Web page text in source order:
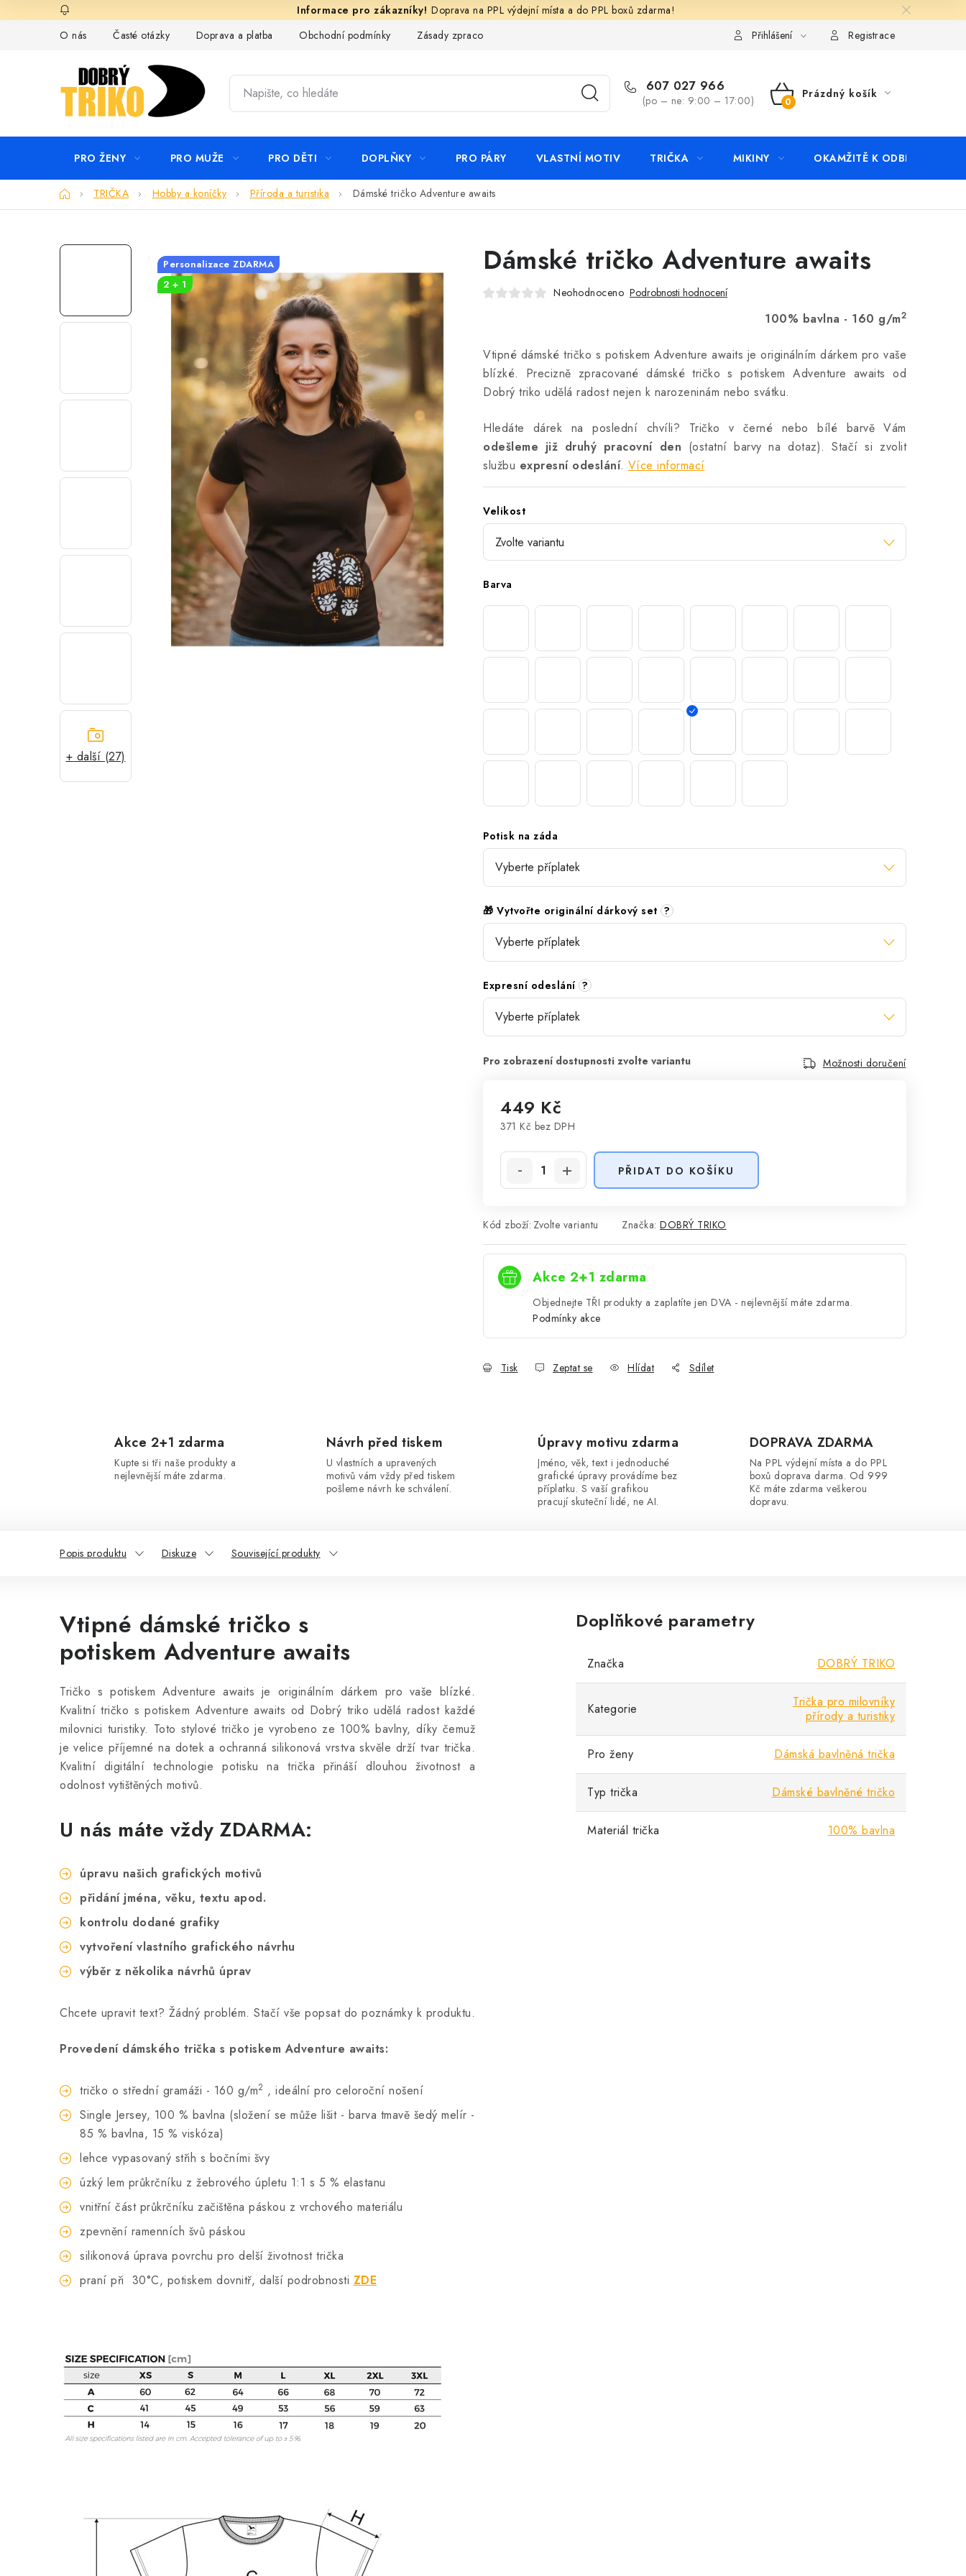
na
Doprava na PPL výdejní místa a do PPL boxů zdarma!
O nás
Časté otázky Doprava a platba Obchodní podmínky Zásady zpracování ochrany osobních údajů KontaktyPřihlášení Registrace
607 027 966
(po – ne: 9:00 – 17:00)
NÁKUPNÍ
Prázdný košík
PRO ŽENY PRO MUŽE PRO DĚTI DOPLŇKY PRO PÁRY VLASTNÍ MOTIV TRIČKA MIKINY OKAMŽITĚ K ODBĚRU
DomůTRIČKA Hobby a koníčky Příroda a turistika Dámské tričko Adventure awaits
+ další (27)
Dámské tričko Adventure awaits
Neohodnoceno Podrobnosti hodnocení
100% bavlna - 160 g/m2
Vtipné dámské tričko s potiskem Adventure awaits je originálním dárkem pro vaše
blízké. Precizně zpracované dámské tričko s potiskem Adventure awaits od
Dobrý triko udělá radost nejen k narozeninám nebo svátku.
Hledáte dárek na poslední chvíli? Tričko v černé nebo bílé barvě Vám
odešleme již druhý pracovní den (ostatní barvy na dotaz). Stačí si zvolit
službu expresní odeslání. Více informací
Velikost
Barva
Potisk na záda
🎁 Vytvořte originální dárkový set ?
Expresní odeslání ?
Možnosti doručení
449 Kč
371 Kč bez DPH
PŘIDAT DO KOŠÍKU
Kód zboží: Zvolte variantu Značka: DOBRÝ TRIKO
Akce 2+1 zdarma
Objednejte TŘI produkty a zaplatíte jen DVA - nejlevnější máte zdarma.
Podmínky akce
Tisk Zeptat se Hlídat Sdílet
Personalizace ZDARMA
2 + 1
Akce 2+1 zdarma
Kupte si tři naše produkty a
nejlevnější máte zdarma.
Návrh před tiskem
U vlastních a upravených
motivů vám vždy před tiskem
pošleme návrh ke schválení.
Úpravy motivu zdarma
Jméno, věk, text i jednoduché
grafické úpravy provádíme bez
příplatku. S vaší grafikou
pracují skuteční lidé, ne AI.
DOPRAVA ZDARMA
Na PPL výdejní místa a do PPL
boxů doprava darma. Od 999
Kč máte zdarma veškerou
dopravu.
Popis produktu Diskuze Související produkty
Vtipné dámské tričko s
potiskem Adventure awaits
Tričko s potiskem Adventure awaits je originálním dárkem pro vaše blízké.
Kvalitní tričko s potiskem Adventure awaits od Dobrý triko udělá radost každé
milovnici turistiky. Toto stylové tričko je vyrobeno ze 100% bavlny, díky čemuž
je velice příjemné na dotek a ochranná silikonová vrstva skvěle drží tvar trička.
Kvalitní digitální technologie potisku na trička přináší dlouhou životnost a
odolnost vytištěných motivů.
U nás máte vždy ZDARMA:
úpravu našich grafických motivů
přidání jména, věku, textu apod.
kontrolu dodané grafiky
vytvoření vlastního grafického návrhu
výběr z několika návrhů úprav
Chcete upravit text? Žádný problém. Stačí vše popsat do poznámky k produktu.
Provedení dámského trička s potiskem Adventure awaits:
tričko o střední gramáži - 160 g/m2 , ideální pro celoroční nošení
Single Jersey, 100 % bavlna (složení se může lišit - barva tmavě šedý melír -
85 % bavlna, 15 % viskóza)
lehce vypasovaný střih s bočními švy
úzký lem průkrčníku z žebrového úpletu 1:1 s 5 % elastanu
vnitřní část průkrčníku začištěna páskou z vrchového materiálu
zpevnění ramenních švů páskou
silikonová úprava povrchu pro delší životnost trička
praní při 30°C, potiskem dovnitř, další podrobnosti ZDE
Doplňkové parametry
Značka DOBRÝ TRIKO
Kategorie
Trička pro milovníky
přírody a turistiky
Pro ženy Dámská bavlněná trička
Typ trička Dámské bavlněné tričko
Materiál trička 100% bavlna